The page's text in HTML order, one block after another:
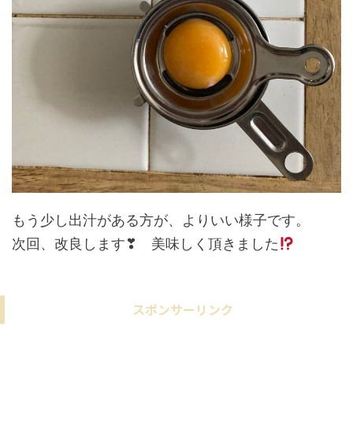
もう少し出汁がある方が、よりいい様子です。
次回、改良します❣ 美味しく頂きました
スポンサーリンク